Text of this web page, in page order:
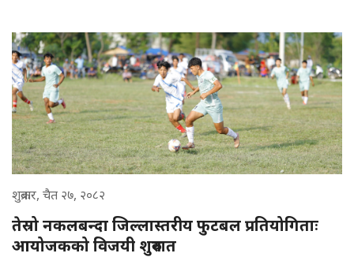
शुक्रबार, चैत २७, २०८२
तेस्रो नकलबन्दा जिल्लास्तरीय फुटबल प्रतियोगिताः
आयोजकको विजयी शुरुवात